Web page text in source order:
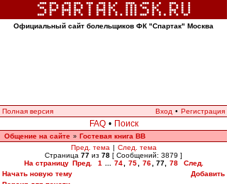
Официальный сайт болельщиков ФК "Спартак" Москва
Полная версия Вход • Регистрация
FAQ • Поиск
Общение на сайте » Гостевая книга ВВ
Пред. тема | След. тема
Страница 77 из 78 [ Сообщений: 3879 ]
На страницу Пред. 1 74 75 76 77, 78
След.
Начать новую тему
Добавить